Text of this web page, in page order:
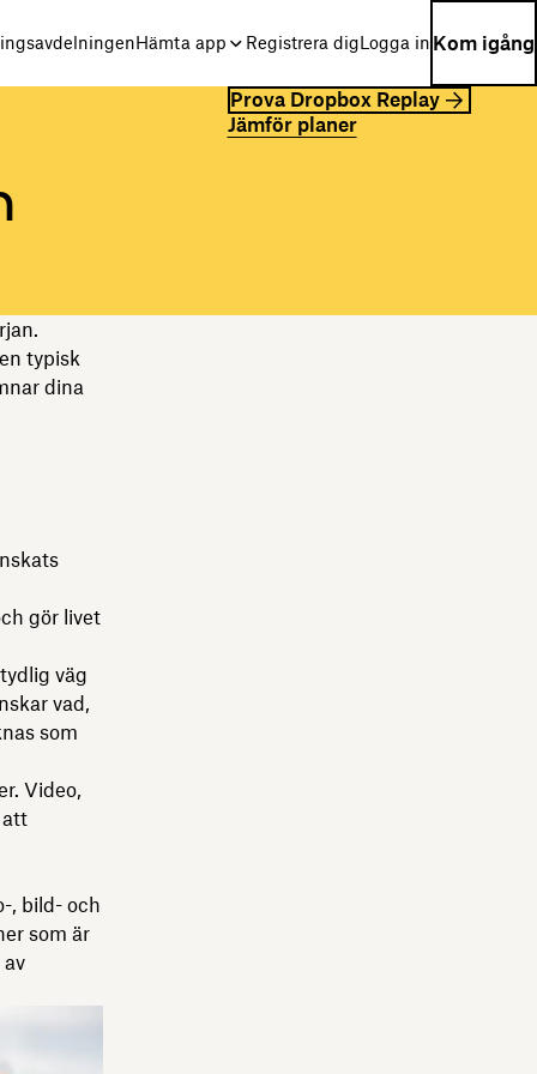
Hämta app Registrera digLogga in Kom igång
Prova Dropbox Replay
Jämför planer
typisk
dina
gör livet
väg
vad,
som
Video,
att
, bild- och
som är